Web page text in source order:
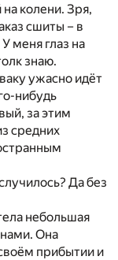
колени. Зря,
сшиты – в
меня глаз на
знаю.
ужасно идёт
нибудь
за этим
средних
Да без
небольшая
Она
прибытии и